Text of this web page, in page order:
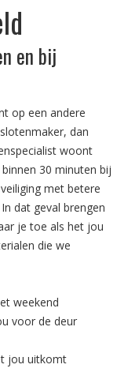
en bij
op een andere
dan
woont
30 minuten bij
met betere
dat geval brengen
je toe als het jou
die we
weekend
voor de deur
jou uitkomt